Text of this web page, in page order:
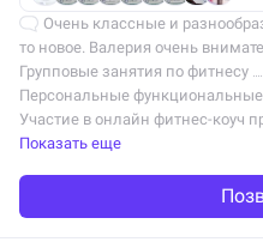
Очень классные и
то новое. Валерия очень
клиенту. Индивидуально
все рекомендации…
Групповые занятия по фитнесу
Персональные функциональные
Участие в онлайн фитнес-коуч
Показать еще